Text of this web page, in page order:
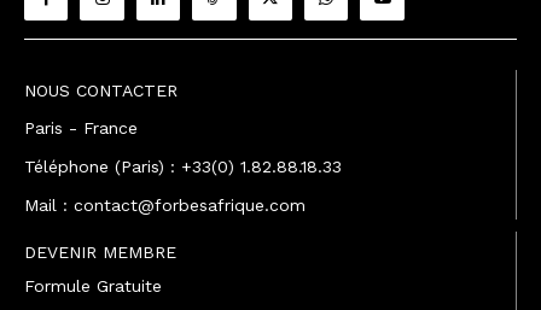
NOUS CONTACTER
Paris - France
Téléphone (Paris) : +33(0) 1.82.88.18.33
Mail : contact@forbesafrique.com
DEVENIR MEMBRE
Formule Gratuite